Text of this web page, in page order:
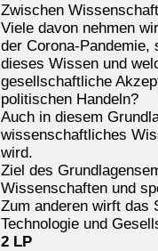
Zwischen
Viele davon nehmen
der Corona-
dieses Wissen und
gesellschaftliche
politischen Handeln?
Auch in diesem
wissenschaftliches
wird.
Ziel des
Wissenschaften und
Zum anderen wirft das
Technologie und
2 LP